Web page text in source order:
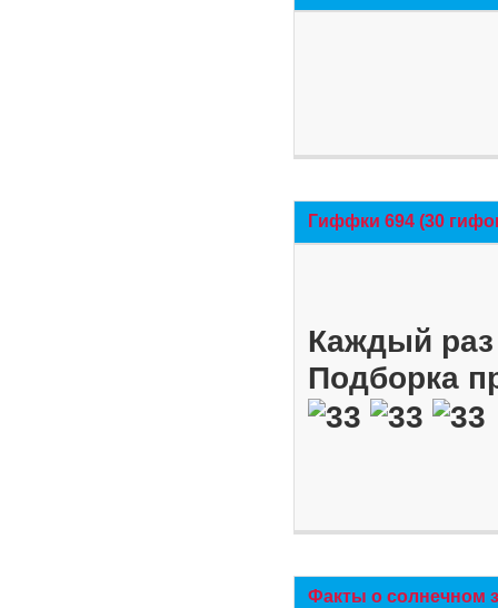
Гиффки 694 (30
Каждый
Подборка
Факты о солнечном